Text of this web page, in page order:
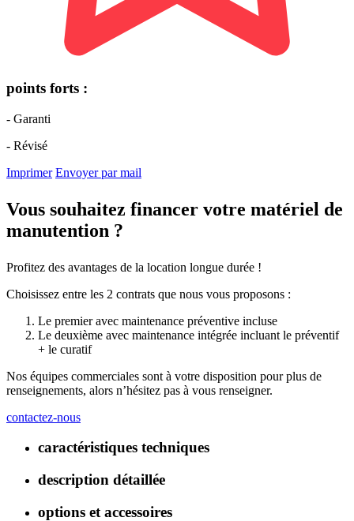
points forts :
- Garanti
- Révisé
Imprimer Envoyer par mail
Vous souhaitez financer votre matériel de
manutention ?
Profitez des avantages de la location longue durée !
Choisissez entre les 2 contrats que nous vous proposons :
Le premier avec maintenance préventive incluse
Le deuxième avec maintenance intégrée incluant le préventif
+ le curatif
Nos équipes commerciales sont à votre disposition pour plus de
renseignements, alors n’hésitez pas à vous renseigner.
contactez-nous
caractéristiques techniques
description détaillée
options et accessoires